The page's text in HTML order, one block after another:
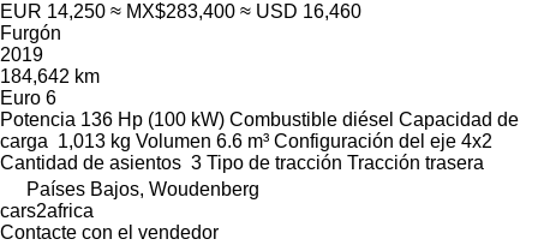
EUR 14,250 ≈ MX$283,400 ≈ USD 16,460
Furgón
2019
184,642 km
Euro 6
Potencia 136 Hp (100 kW) Combustible diésel Capacidad de
carga 1,013 kg Volumen 6.6 m³ Configuración del eje 4x2
Cantidad de asientos 3 Tipo de tracción Tracción trasera
Países Bajos, Woudenberg
cars2africa
Contacte con el vendedor